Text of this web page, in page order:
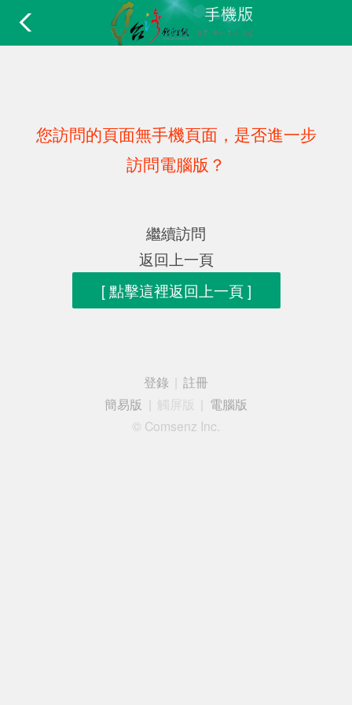
您訪問的頁面無手機頁面，是否進一步
訪問電腦版？
繼續訪問
返回上一頁
[ 點擊這裡返回上一頁 ]
登錄
註冊
簡易版
觸屏版
電腦版
© Comsenz Inc.